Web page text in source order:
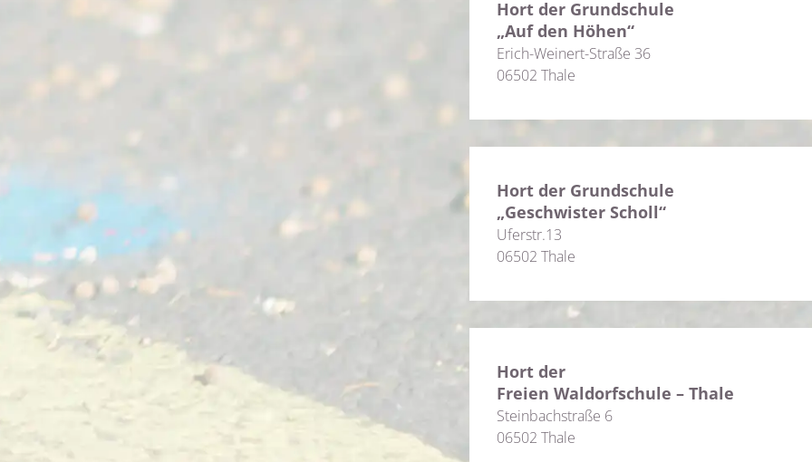
Hort der Grundschule
„Auf den Höhen“
Erich-Weinert-Straße 36
06502 Thale
Hort der Grundschule
„Geschwister Scholl“
Uferstr.13
06502 Thale
Hort der
Freien Waldorfschule – Thale
Steinbachstraße 6
06502 Thale